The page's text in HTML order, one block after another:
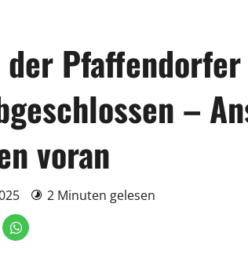
der
–
voran
2 Minuten gelesen